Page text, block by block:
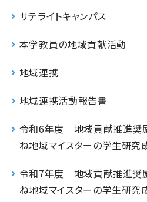
サテライトキャンパス
本学教員の地域貢献活動
地域連携
地域連携活動報告書
令和6年度 地域貢献推進奨
ね地域マイスターの学生研究
令和7年度 地域貢献推進奨
ね地域マイスターの学生研究